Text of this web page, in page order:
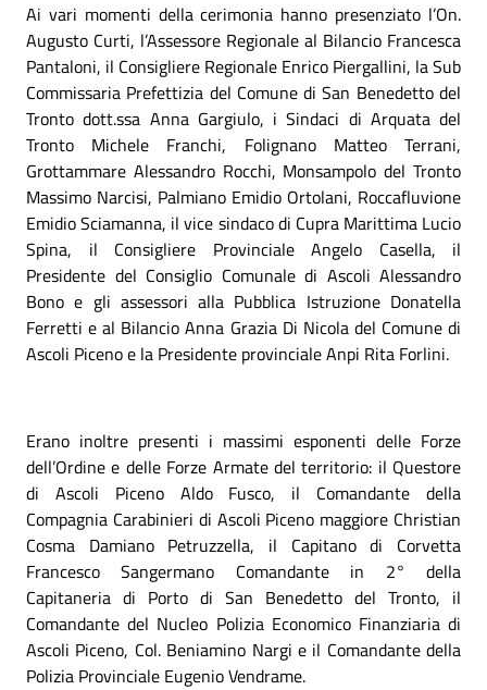
Ai vari momenti della cerimonia hanno presenziato l’On.
Augusto Curti, l’Assessore Regionale al Bilancio Francesca
Pantaloni, il Consigliere Regionale Enrico Piergallini, la Sub
Commissaria Prefettizia del Comune di San Benedetto del
Tronto dott.ssa Anna Gargiulo, i Sindaci di Arquata del
Tronto Michele Franchi, Folignano Matteo Terrani,
Grottammare Alessandro Rocchi, Monsampolo del Tronto
Massimo Narcisi, Palmiano Emidio Ortolani, Roccafluvione
Emidio Sciamanna, il vice sindaco di Cupra Marittima Lucio
Spina, il Consigliere Provinciale Angelo Casella, il
Presidente del Consiglio Comunale di Ascoli Alessandro
Bono e gli assessori alla Pubblica Istruzione Donatella
Ferretti e al Bilancio Anna Grazia Di Nicola del Comune di
Ascoli Piceno e la Presidente provinciale Anpi Rita Forlini.
Erano inoltre presenti i massimi esponenti delle Forze
dell’Ordine e delle Forze Armate del territorio: il Questore
di Ascoli Piceno Aldo Fusco, il Comandante della
Compagnia Carabinieri di Ascoli Piceno maggiore Christian
Cosma Damiano Petruzzella, il Capitano di Corvetta
Francesco Sangermano Comandante in 2° della
Capitaneria di Porto di San Benedetto del Tronto, il
Comandante del Nucleo Polizia Economico Finanziaria di
Ascoli Piceno, Col. Beniamino Nargi e il Comandante della
Polizia Provinciale Eugenio Vendrame.